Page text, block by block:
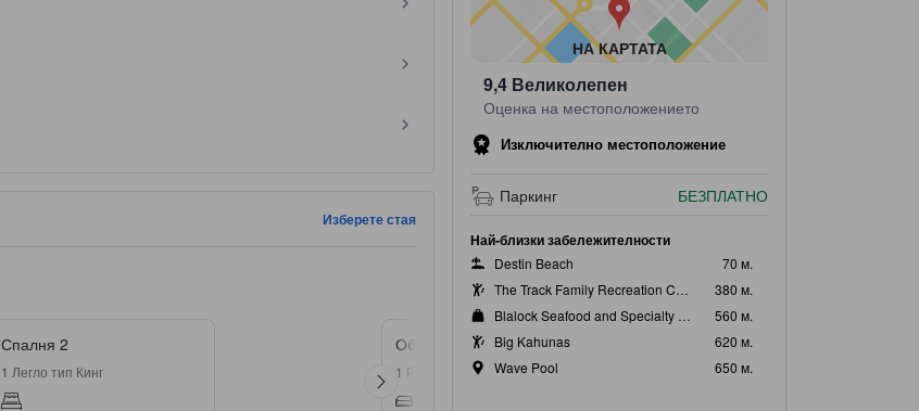
Изберете стая
Спалня 2
1 Легло тип Кинг
Обща площ
1 Разтегателен диван
НА КАРТАТА
9,4 Великолепен
Оценка на местоположението
Изключително местоположение
Паркинг БЕЗПЛАТНО
Най-близки забележителности
Destin Beach
70 м.
The Track Family Recreation Center
380 м.
Blalock Seafood and Specialty Market
560 м.
Big Kahunas
620 м.
Wave Pool
650 м.